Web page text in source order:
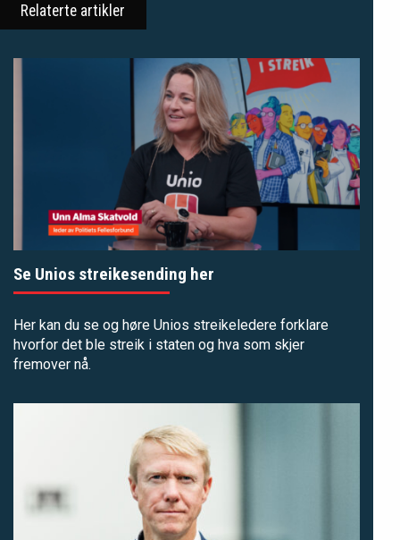
Relaterte artikler
Se Unios streikesending her
Her kan du se og høre Unios streikeledere forklare
hvorfor det ble streik i staten og hva som skjer
fremover nå.